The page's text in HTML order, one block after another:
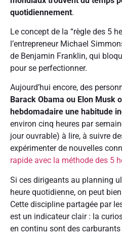
quotidiennement.
Le concept de la “règle des 5
l’entrepreneur Michael
de Benjamin Franklin, qui
pour se perfectionner.
Aujourd’hui encore, des
Barack Obama ou Elon Musk
hebdomadaire une habitude
environ cinq heures par
jour ouvrable) à lire, à suivre
expérimenter de nouvelles
rapide avec la méthode des 5
Si ces dirigeants au planning
heure quotidienne, on peut
Cette discipline partagée par
est un indicateur clair : la
en continu sont des carburants